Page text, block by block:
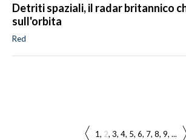
Detriti spaziali, il radar britannico
sull'orbita
Red
1 2 3 4 5 6 7 8 9 ...